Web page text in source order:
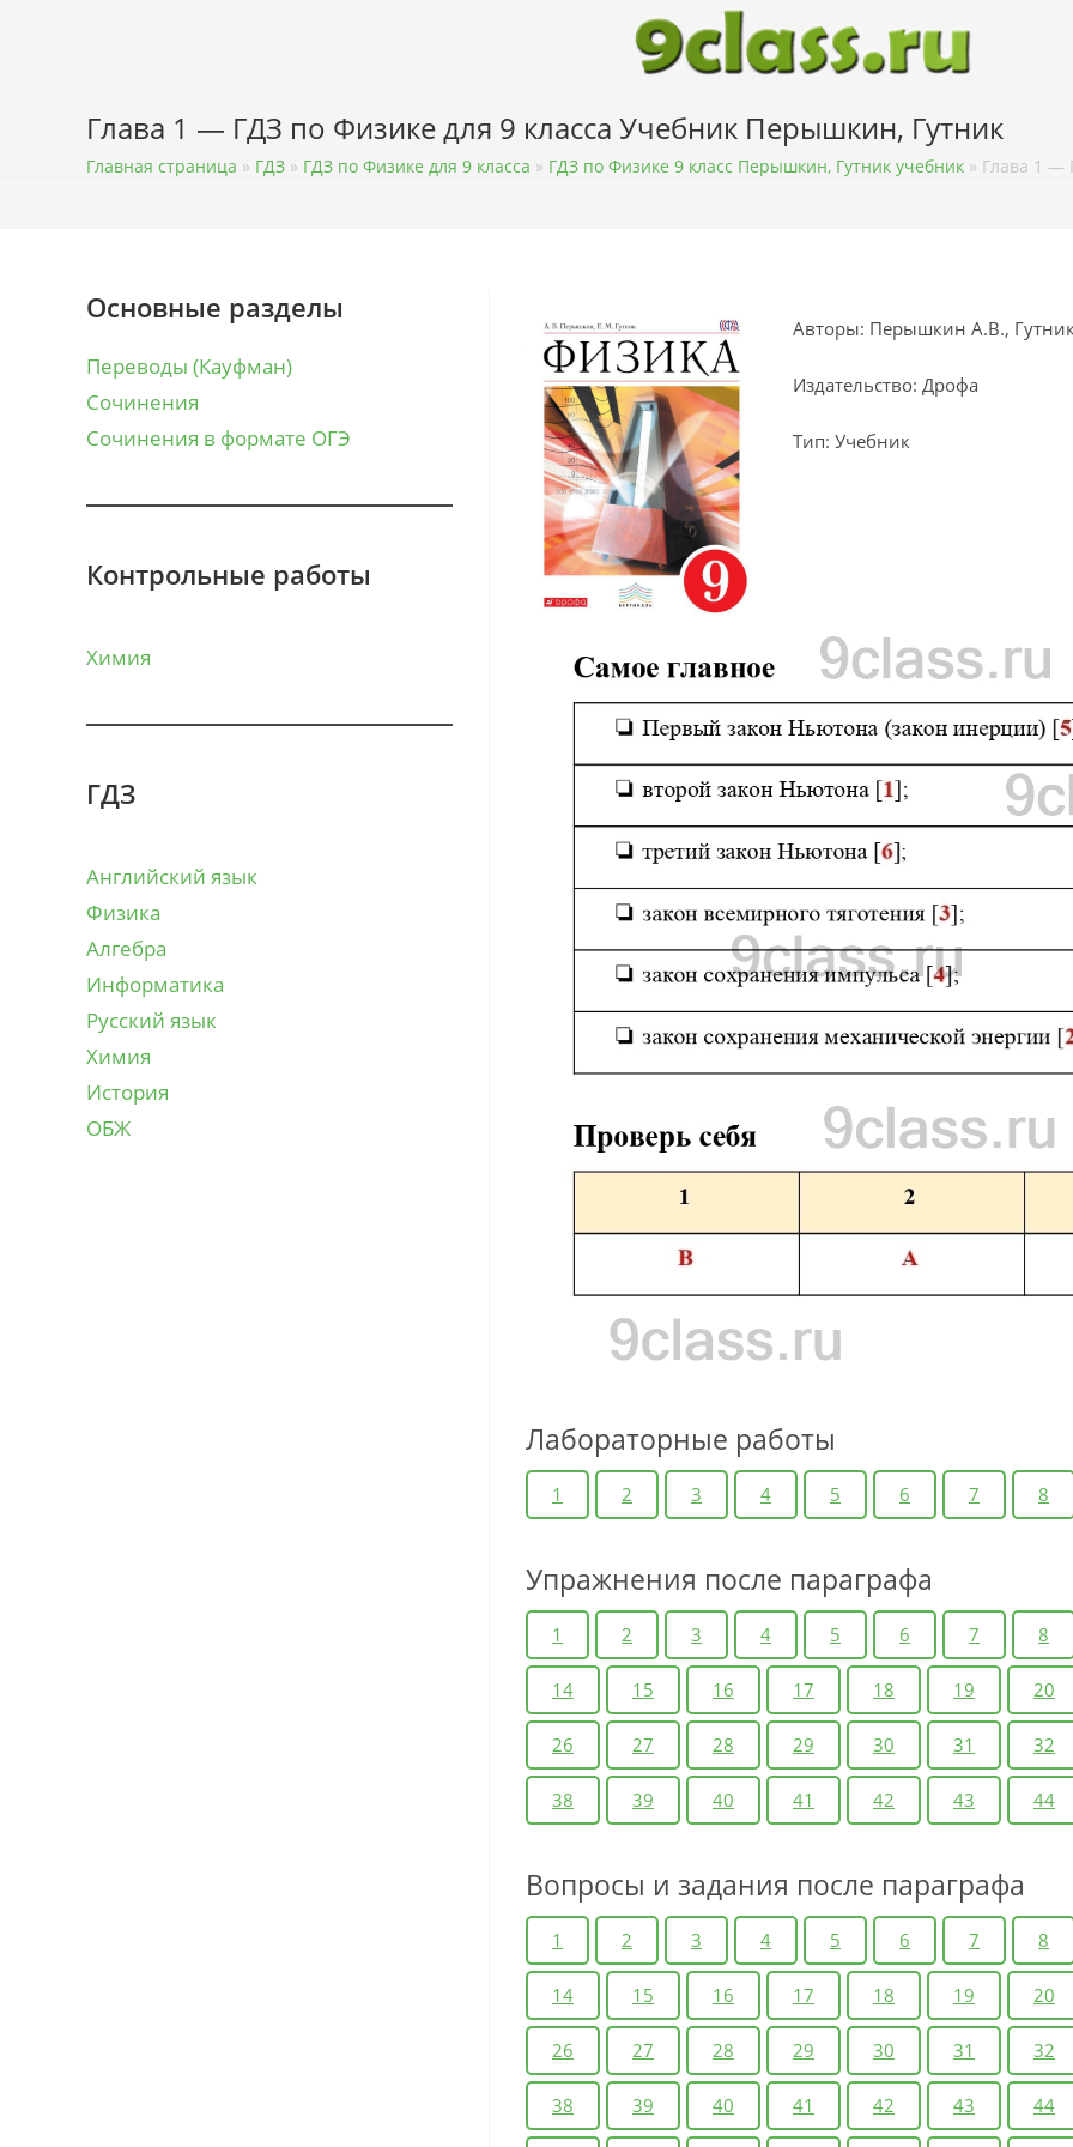
Глава 1 — ГДЗ по Физике для 9 класса Учебник Перышкин, Гутник
Главная страница » ГДЗ » ГДЗ по Физике для 9 класса » ГДЗ по Физике 9 класс Перышкин, Гутник учебник » Глава 1 —
Основные разделы
Переводы (Кауфман)
Сочинения
Сочинения в формате ОГЭ
Контрольные работы
Химия
ГДЗ
Английский язык
Физика
Алгебра
Информатика
Русский язык
Химия
История
ОБЖ
Авторы: Перышкин А.В.,
Издательство: Дрофа
Тип: Учебник
Лабораторные работы
1 2 3 4 5 6 7 8
Упражнения после параграфа
1 2 3 4 5 6 7 8
14 15 16 17 18 19 20
26 27 28 29 30 31 32
38 39 40 41 42 43 44
Вопросы и задания после параграфа
1 2 3 4 5 6 7 8
14 15 16 17 18 19 20
26 27 28 29 30 31 32
38 39 40 41 42 43 44